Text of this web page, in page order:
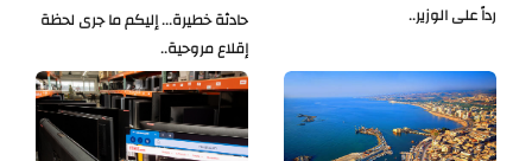
حادثة خطيرة... إليكم ما جرى لحظة
إقلاع مروحية..
رداً على الوزير..